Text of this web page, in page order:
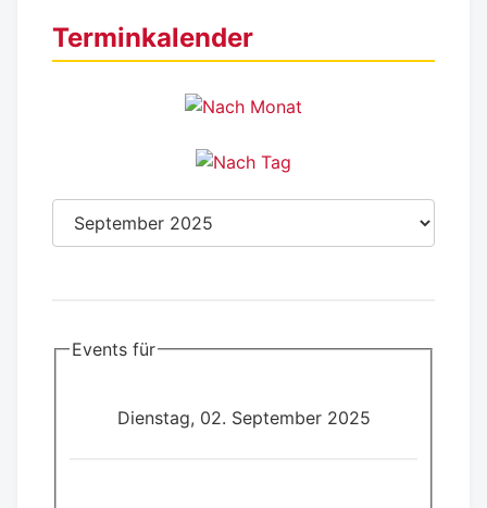
Terminkalender
Events für
Dienstag, 02. September 2025